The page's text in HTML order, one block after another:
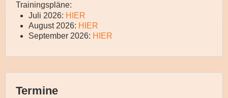
Trainingspläne:
Juli 2026: HIER
August 2026: HIER
September 2026: HIER
Termine